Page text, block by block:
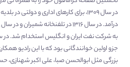
در سال ۱۳۰۹، برای کارهای اداری و دولتی
جزو اولین خوانندگانی بود که با این رادیو
بزرگی مثل ابوالحسن صبا، علی اکبر شهنازی،